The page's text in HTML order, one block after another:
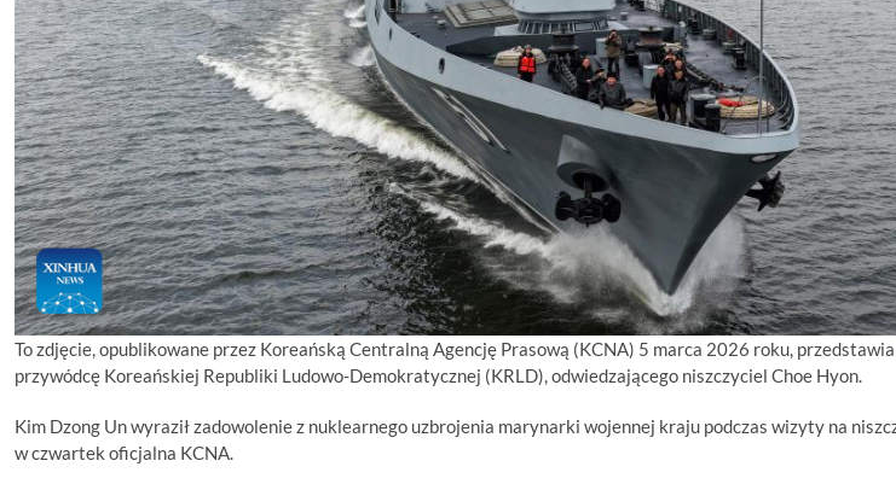
To zdjęcie, opublikowane przez Koreańską Centralną Agencję Prasową (KCNA) 5 marca 2026 roku,
przywódcę Koreańskiej Republiki Ludowo-Demokratycznej (KRLD), odwiedzającego niszczyciel Choe Hyon.
Kim Dzong Un wyraził zadowolenie z nuklearnego uzbrojenia marynarki wojennej kraju podczas wizyty na
w czwartek oficjalna KCNA.